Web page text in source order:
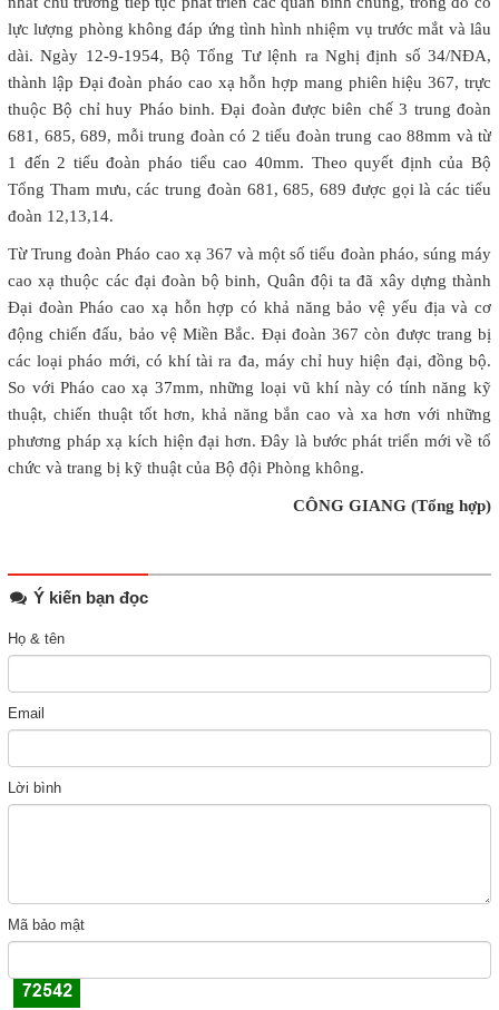
lực lượng phòng không đáp ứng tình hình nhiệm vụ trước mắt và lâu
dài. Ngày 12-9-1954, Bộ Tổng Tư lệnh ra Nghị định số 34/NĐA,
thành lập Đại đoàn pháo cao xạ hỗn hợp mang phiên hiệu 367, trực
thuộc Bộ chỉ huy Pháo binh. Đại đoàn được biên chế 3 trung đoàn
681, 685, 689, mỗi trung đoàn có 2 tiểu đoàn trung cao 88mm và từ
1 đến 2 tiểu đoàn pháo tiểu cao 40mm. Theo quyết định của Bộ
Tổng Tham mưu, các trung đoàn 681, 685, 689 được gọi là các tiểu
đoàn 12,13,14.
Từ Trung đoàn Pháo cao xạ 367 và một số tiểu đoàn pháo, súng máy
cao xạ thuộc các đại đoàn bộ binh, Quân đội ta đã xây dựng thành
Đại đoàn Pháo cao xạ hỗn hợp có khả năng bảo vệ yếu địa và cơ
động chiến đấu, bảo vệ Miền Bắc. Đại đoàn 367 còn được trang bị
các loại pháo mới, có khí tài ra đa, máy chỉ huy hiện đại, đồng bộ.
So với Pháo cao xạ 37mm, những loại vũ khí này có tính năng kỹ
thuật, chiến thuật tốt hơn, khả năng bắn cao và xa hơn với những
phương pháp xạ kích hiện đại hơn. Đây là bước phát triển mới về tổ
chức và trang bị kỹ thuật của Bộ đội Phòng không.
CÔNG GIANG (Tổng hợp)
Ý kiến bạn đọc
Họ & tên
Email
Lời bình
Mã bảo mật